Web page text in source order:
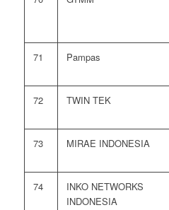
71 Pampas
72 TWIN TEK
73 MIRAE INDONESIA
74
INKO NETWORKS
INDONESIA